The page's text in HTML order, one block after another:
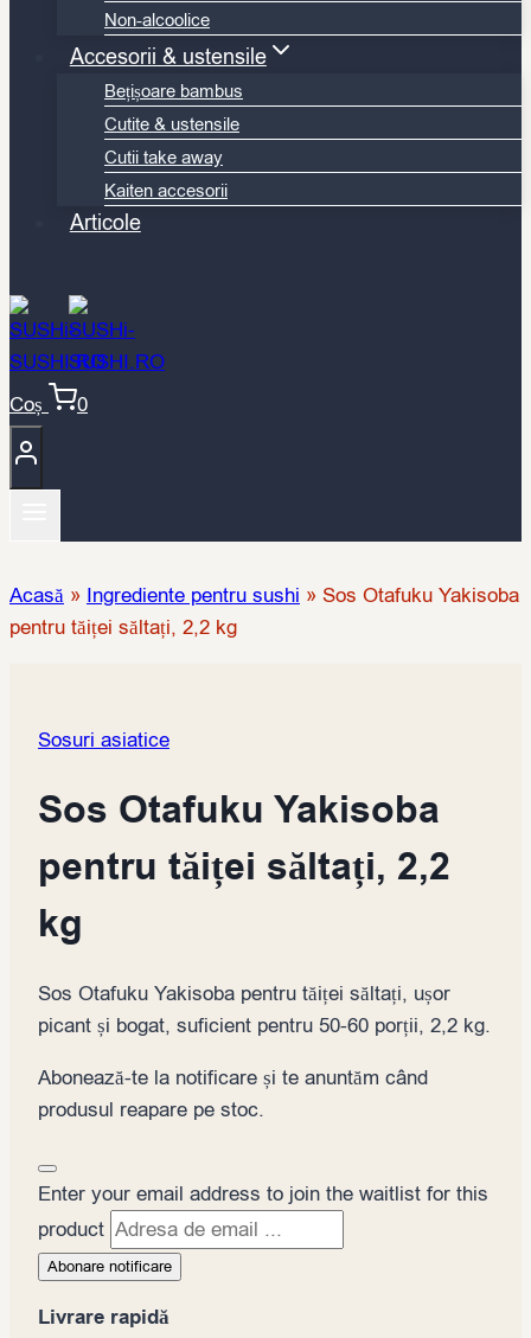
Non-alcoolice
Accesorii & ustensile
Bețișoare bambus
Cutite & ustensile
Cutii take away
Kaiten accesorii
Articole
Coș 0
Acasă » Ingrediente pentru sushi » Sos Otafuku Yakisoba
pentru tăiței săltați, 2,2 kg
Sosuri asiatice
Sos Otafuku Yakisoba
pentru tăiței săltați, 2,2
kg
Sos Otafuku Yakisoba pentru tăiței săltați, ușor
picant și bogat, suficient pentru 50-60 porții, 2,2 kg.
Abonează-te la notificare și te anuntăm când
produsul reapare pe stoc.
Dismiss
notification
Enter your email address to join the waitlist for this
product
Abonare notificare
Livrare rapidă